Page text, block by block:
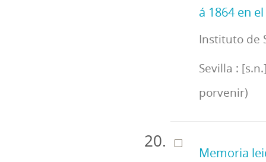
á 1864 en
Instituto de
Sevilla :
porvenir)
Memoria